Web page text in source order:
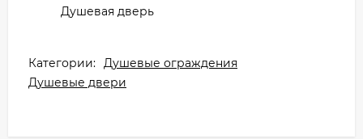
Душевая дверь
Категории: Душевые ограждения
Душевые двери